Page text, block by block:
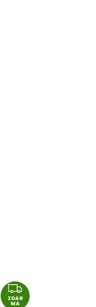
Z
D
ZDAR
MA